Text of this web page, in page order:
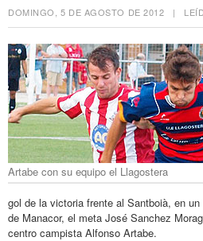
DOMINGO, 5 DE AGOSTO DE 2012 |
Artabe con su equipo el Llagostera
gol de la victoria frente al Santboià, en
de Manacor, el meta José Sanchez
centro campista Alfonso Artabe.